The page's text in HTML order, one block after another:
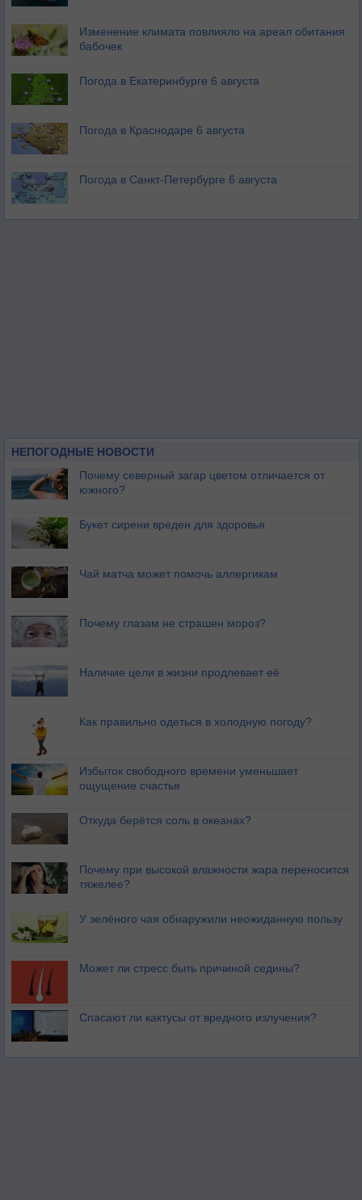
Изменение климата повлияло на ареал обитания
бабочек
Погода в Екатеринбурге 6 августа
Погода в Краснодаре 6 августа
Погода в Санкт-Петербурге 6 августа
НЕПОГОДНЫЕ НОВОСТИ
Почему северный загар цветом отличается от
южного?
Букет сирени вреден для здоровья
Чай матча может помочь аллергикам
Почему глазам не страшен мороз?
Наличие цели в жизни продлевает её
Как правильно одеться в холодную погоду?
Избыток свободного времени уменьшает
ощущение счастья
Откуда берётся соль в океанах?
Почему при высокой влажности жара переносится
тяжелее?
У зелёного чая обнаружили неожиданную пользу
Может ли стресс быть причиной седины?
Спасают ли кактусы от вредного излучения?